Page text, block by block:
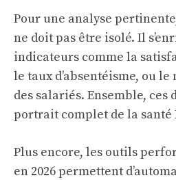
Pour une analyse
ne doit pas être isolé. Il
indicateurs comme la
le taux d’absentéisme, ou le
des salariés. Ensemble, ces
portrait complet de la santé
Plus encore, les outils
en 2026 permettent